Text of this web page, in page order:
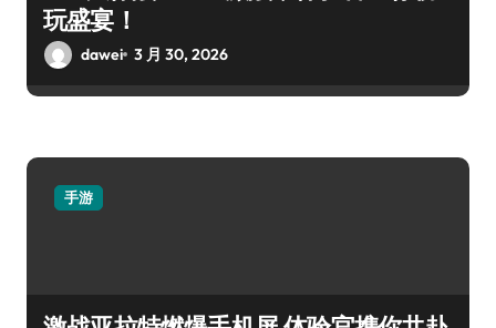
玩盛宴！
dawei 3 月 30, 2026
手游